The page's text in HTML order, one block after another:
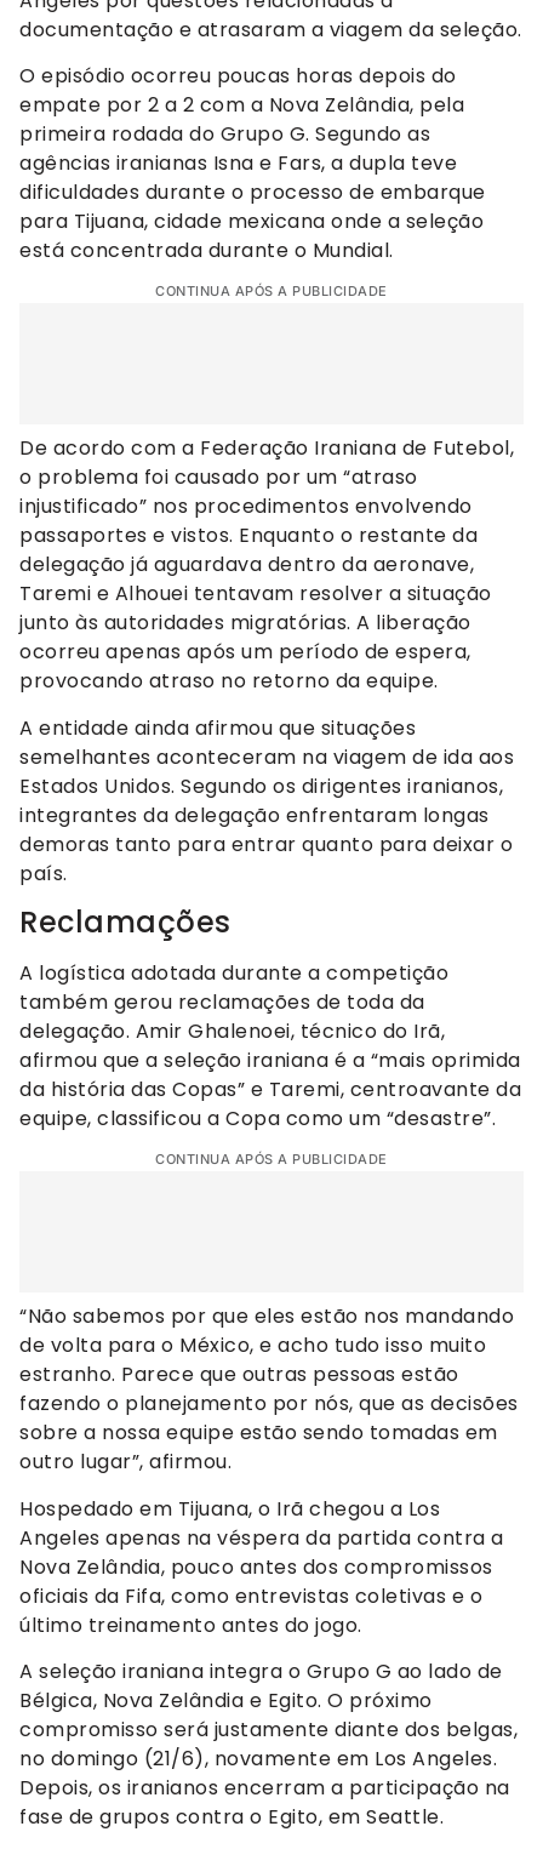
documentação e atrasaram a viagem da seleção.
O episódio ocorreu poucas horas depois do
empate por 2 a 2 com a Nova Zelândia, pela
primeira rodada do Grupo G. Segundo as
agências iranianas Isna e Fars, a dupla teve
dificuldades durante o processo de embarque
para Tijuana, cidade mexicana onde a seleção
está concentrada durante o Mundial.
CONTINUA APÓS A PUBLICIDADE
De acordo com a Federação Iraniana de Futebol,
o problema foi causado por um “atraso
injustificado” nos procedimentos envolvendo
passaportes e vistos. Enquanto o restante da
delegação já aguardava dentro da aeronave,
Taremi e Alhouei tentavam resolver a situação
junto às autoridades migratórias. A liberação
ocorreu apenas após um período de espera,
provocando atraso no retorno da equipe.
A entidade ainda afirmou que situações
semelhantes aconteceram na viagem de ida aos
Estados Unidos. Segundo os dirigentes iranianos,
integrantes da delegação enfrentaram longas
demoras tanto para entrar quanto para deixar o
país.
Reclamações
A logística adotada durante a competição
também gerou reclamações de toda da
delegação. Amir Ghalenoei, técnico do Irã,
afirmou que a seleção iraniana é a “mais oprimida
da história das Copas” e Taremi, centroavante da
equipe, classificou a Copa como um “desastre”.
CONTINUA APÓS A PUBLICIDADE
“Não sabemos por que eles estão nos mandando
de volta para o México, e acho tudo isso muito
estranho. Parece que outras pessoas estão
fazendo o planejamento por nós, que as decisões
sobre a nossa equipe estão sendo tomadas em
outro lugar”, afirmou.
Hospedado em Tijuana, o Irã chegou a Los
Angeles apenas na véspera da partida contra a
Nova Zelândia, pouco antes dos compromissos
oficiais da Fifa, como entrevistas coletivas e o
último treinamento antes do jogo.
A seleção iraniana integra o Grupo G ao lado de
Bélgica, Nova Zelândia e Egito. O próximo
compromisso será justamente diante dos belgas,
no domingo (21/6), novamente em Los Angeles.
Depois, os iranianos encerram a participação na
fase de grupos contra o Egito, em Seattle.